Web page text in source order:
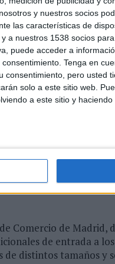
y nuestros socios
las características de
a nuestros 1538 socios
puede acceder a
Tenga en
consentimiento, pero usted
solo a este sitio web.
a este sitio y
que
españoles
A través de la
de usuarios
del comercio
herramientas
de Kappa
Comunidad de Madrid,
la internacionalización
Comercio de Madrid,
de entrada a
distintos tamaños y